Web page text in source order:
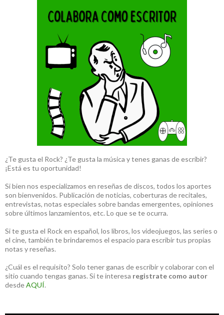
¿Te gusta el Rock? ¿Te gusta la música y tenes ganas de escribir?
¡Está es tu oportunidad!
Si bien nos especializamos en reseñas de discos, todos los aportes
son bienvenidos. Publicación de noticias, coberturas de recitales,
entrevistas, notas especiales sobre bandas emergentes, opiniones
sobre últimos lanzamientos, etc. Lo que se te ocurra.
Si te gusta el Rock en español, los libros, los videojuegos, las series o
el cine, también te brindaremos el espacio para escribir tus propias
notas y reseñas.
¿Cuál es el requisito? Solo tener ganas de escribir y colaborar con el
sitio cuando tengas ganas. Si te interesa registrate como autor
desdeAQUÍ.